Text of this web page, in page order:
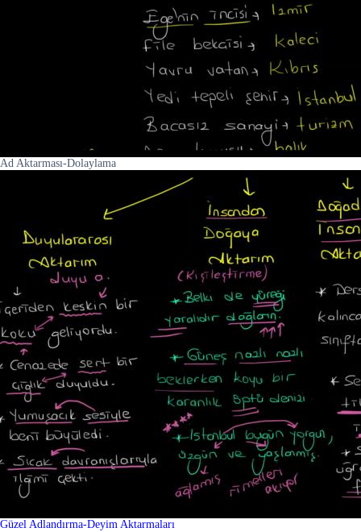
Ad Aktarması-Dolaylama
Güzel Adlandırma-Deyim Aktarmaları